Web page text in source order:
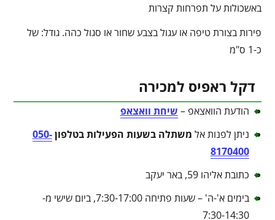
באשכולות על תפרחות קצרות
פירות בצורת טיפה או עגול בצבע שחור או סגול כהה. גודל: של
כ-1 ס"מ
דקל ראפיס למכירה
הודעת הוואצאפ – שיחת וואצאפ
ניתן לפנות אל משתלה בשעות הפעילות בטלפון050-
8170400
כתובת אליהו 59, באר יעקב
בימים א'-ה' – שעות פתיחה 7:30-17:00, ביום שישי מ-
7:30-14:30